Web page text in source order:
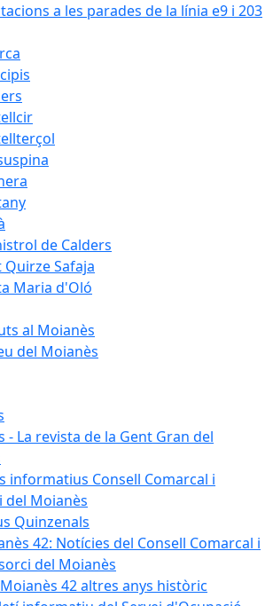
a les parades de la línia e9 i 203
de Calders
Quirze Safaja
Maria d'Oló
al Moianès
del Moianès
- La revista de la Gent Gran del
informatius Consell Comarcal i
del Moianès
Quinzenals
42: Notícies del Consell Comarcal i
del Moianès
Moianès 42 altres anys històric